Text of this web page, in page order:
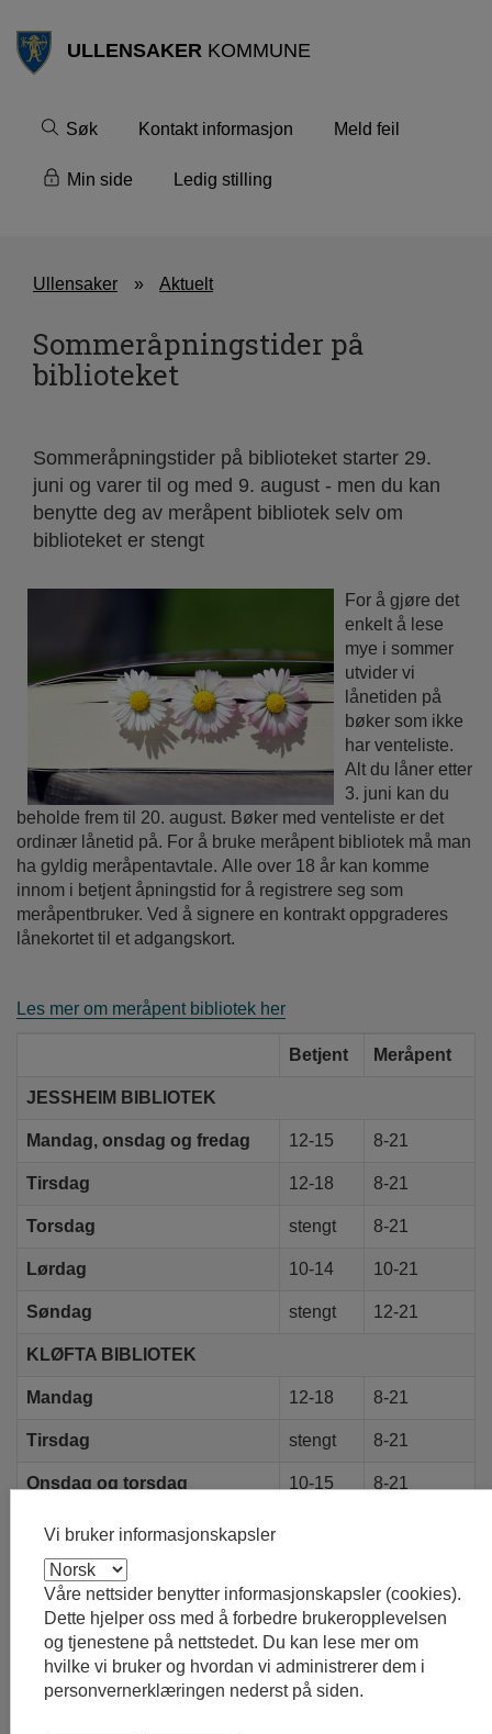
ULLENSAKERKOMMUNE
Søk Kontakt informasjon Meld feil
Min side Ledig stilling
Ullensaker Aktuelt
Sommeråpningstider på
biblioteket
Sommeråpningstider på biblioteket starter 29.
juni og varer til og med 9. august - men du kan
benytte deg av meråpent bibliotek selv om
biblioteket er stengt
For å gjøre det
enkelt å lese
mye i sommer
utvider vi
lånetiden på
bøker som ikke
har venteliste.
Alt du låner etter
3. juni kan du
beholde frem til 20. august. Bøker med venteliste er det
ordinær lånetid på. For å bruke meråpent bibliotek må man
ha gyldig meråpentavtale. Alle over 18 år kan komme
innom i betjent åpningstid for å registrere seg som
meråpentbruker. Ved å signere en kontrakt oppgraderes
lånekortet til et adgangskort.
Les mer om meråpent bibliotek her
Betjent Mer­­åpent
JESSHEIM BIBLIOTEK
Man­dag, onsdag og fredag 12-15 8-21
Tirs­dag 12-18 8-21
Torsdag stengt 8-21
Lørdag 10-14 10-21
Søndag stengt 12-21
KLØFTA BIBLIOTEK
Mandag 12-18 8-21
Tirsdag stengt 8-21
Onsdag og torsdag 10-15 8-21
Fredag
Lørdag
Søndag stengt 12-21
Ordinære åpningstider finner du her
Vi bruker informasjonskapsler
Våre nettsider benytter informasjonskapsler (cookies).
Dette hjelper oss med å forbedre brukeropplevelsen
og tjenestene på nettstedet. Du kan lese mer om
hvilke vi bruker og hvordan vi administrerer dem i
personvernerklæringen nederst på siden.